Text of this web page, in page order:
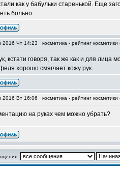
как у бабульки старенькой. Еще
больно.
2016 Чт 14:23 косметика - рейтинг
кстати говоря, так же как и для лица
хорошо смягчает кожу рук.
2016 Вт 16:06 косметика - рейтинг
на руках чем можно убрать?